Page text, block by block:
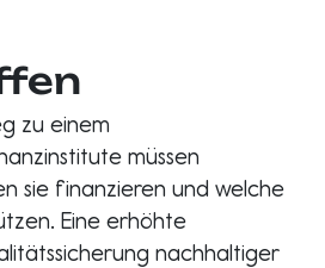
zu einem
müssen
sie finanzieren und welche
Eine erhöhte
nachhaltiger